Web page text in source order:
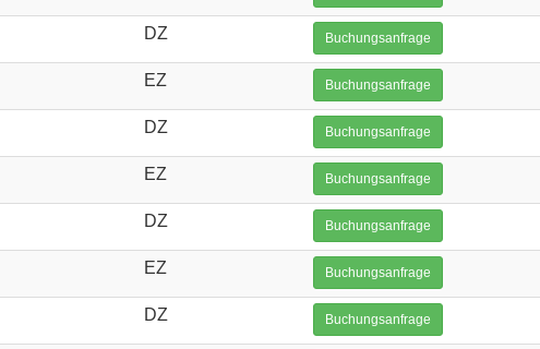
DZ Buchungsanfrage
EZ Buchungsanfrage
DZ Buchungsanfrage
EZ Buchungsanfrage
DZ Buchungsanfrage
EZ Buchungsanfrage
DZ Buchungsanfrage